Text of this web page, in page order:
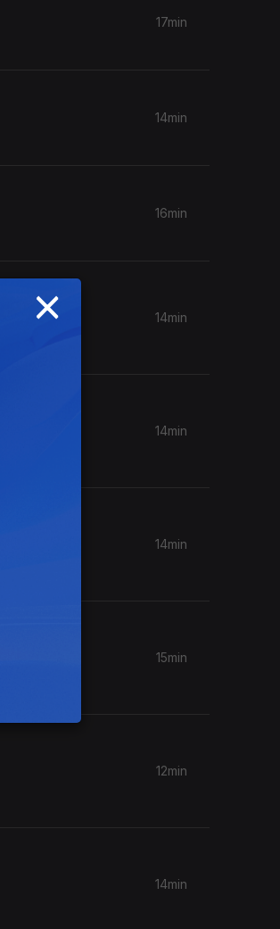
17min
14min
16min
14min
14min
14min
15min
12min
14min
×